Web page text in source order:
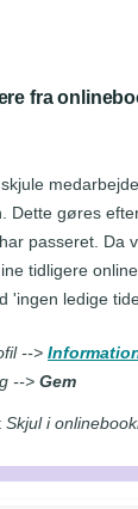
fra
skjule
Dette gøres
passeret. Da
tidligere
'ingen ledige
-->
--> Gem
Skjul i